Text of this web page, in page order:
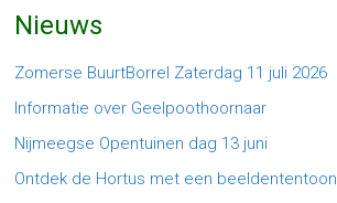
Nieuws
Zomerse BuurtBorrel Zaterdag 11 juli 2026
Informatie over Geelpoothoornaar
Nijmeegse Opentuinen dag 13 juni
Ontdek de Hortus met een